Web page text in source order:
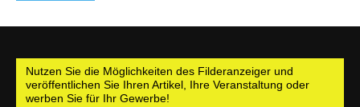
Nutzen Sie die Möglichkeiten des Filderanzeiger und
veröffentlichen Sie Ihren Artikel, Ihre Veranstaltung oder
werben Sie für Ihr Gewerbe!